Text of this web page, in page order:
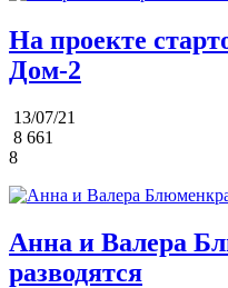
На проекте
Дом-2
13/07/21
8 661
8
Анна и Валера
разводятся